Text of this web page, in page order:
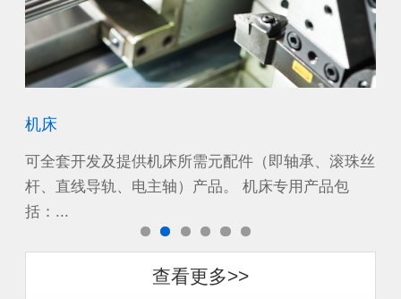
风力发电
作为不会产生可导致温室效应的二氧化碳的清洁能
源，风力发电正在世界各国迅速普及。 大型风力发
电机...
查看更多>>